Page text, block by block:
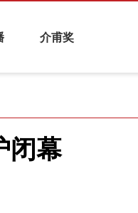
介甫奖
闭幕